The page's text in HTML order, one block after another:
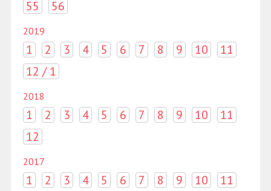
55
56
2019
1 2 3 4 5 6 7 8 9 10
11
12 / 1
2018
1 2 3 4 5 6 7 8 9 10
11
12
2017
1 2 3 4 5 6 7 8 9 10
11